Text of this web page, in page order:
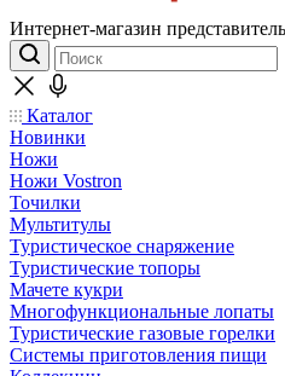
Интернет-магазин
Каталог
Новинки
Ножи
Ножи Vostron
Точилки
Мультитулы
Туристическое снаряжение
Туристические топоры
Мачете кукри
Многофункциональные лопаты
Туристические газовые горелки
Системы приготовления пищи